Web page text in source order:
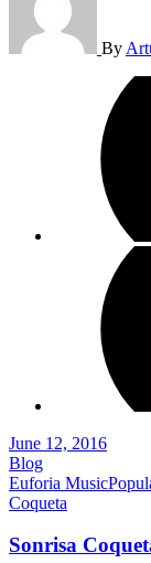
By
June 12, 2016
Blog
Euforia Music
Coqueta
Sonrisa